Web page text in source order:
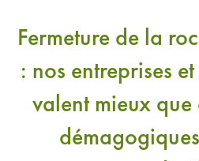
Partenariats
Espace
Fermeture de la
: nos entreprises
valent mieux que